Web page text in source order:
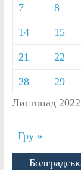
Листопад 2022
7 8
14 15
21 22
28 29
Гру »